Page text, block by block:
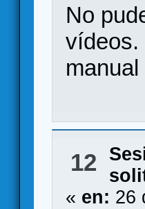
No
vídeos.
12
« en: 26